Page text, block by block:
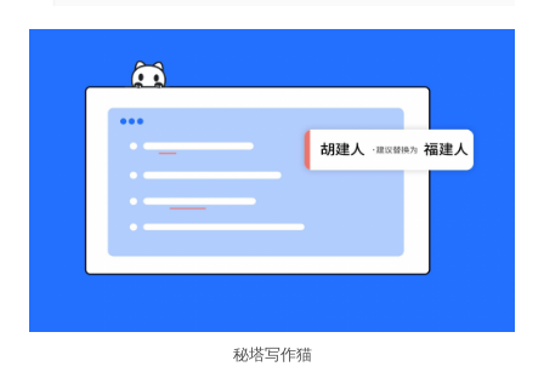
秘塔写作猫